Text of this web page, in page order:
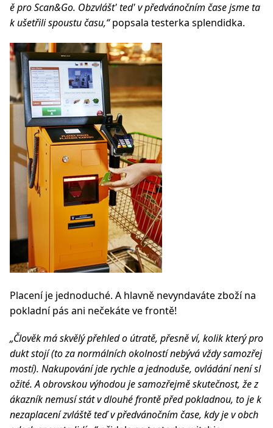
ě pro Scan&Go. Obzvlášt' ted' v předvánočním čase jsme ta
k ušetřili spoustu času,“popsala testerka splendidka.
Placení je jednoduché. A hlavně nevyndaváte zboží na
pokladní pás ani nečekáte ve frontě!
„Člověk má skvělý přehled o útratě, přesně ví, kolik který pro
dukt stojí (to za normálních okolností nebývá vždy samozřej
mostí). Nakupování jde rychle a jednoduše, ovládání není sl
ožité. A obrovskou výhodou je samozřejmě skutečnost, že z
ákazník nemusí stát v dlouhé frontě před pokladnou, to je k
nezaplacení zvláště teď v předvánočním čase, kdy je v obch